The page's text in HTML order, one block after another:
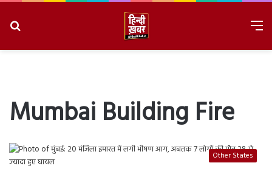
Mumbai Building Fire
Other States